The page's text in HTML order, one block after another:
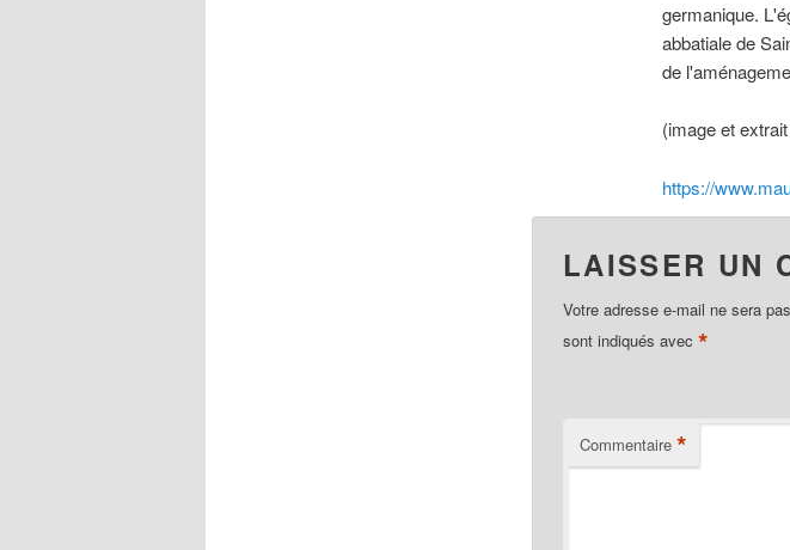
germanique.
abbatiale de
de
(image et
https://
LAISSER UN
Votre adresse e-mail ne sera
sont indiqués avec *
Commentaire *